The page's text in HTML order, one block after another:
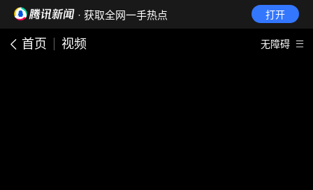
· 获取全网一手热点 打开
首页 视频 无障碍